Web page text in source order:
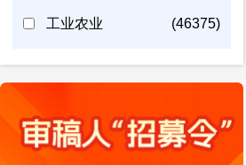
工业农业 (46375)